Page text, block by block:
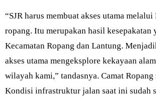
“SJR harus membuat akses utama melalui
ropang. Itu merupakan hasil kesepakatan
Kecamatan Ropang dan Lantung.
akses utama mengeksplore kekayaan
wilayah kami,” tandasnya. Camat
Kondisi infrastruktur jalan saat ini sudah